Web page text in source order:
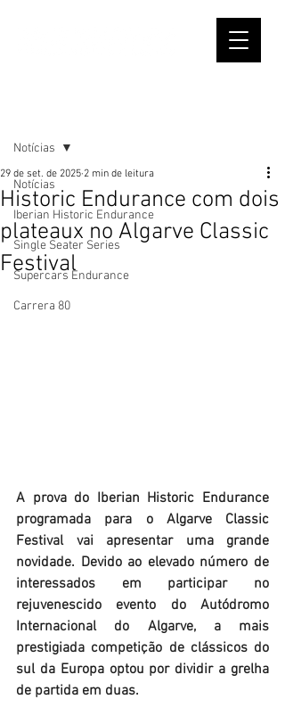
Notícias
Iberian Historic Endurance
Single Seater Series
Supercars Endurance
Carrera 80
Notícias
Historic Endurance com dois
plateaux no Algarve Classic
Festival
29 de set. de 2025 2 min de leitura
A prova do Iberian Historic Endurance
programada para o Algarve Classic
Festival vai apresentar uma grande
novidade. Devido ao elevado número de
interessados em participar no
rejuvenescido evento do Autódromo
Internacional do Algarve, a mais
prestigiada competição de clássicos do
sul da Europa optou por dividir a grelha
de partida em duas.